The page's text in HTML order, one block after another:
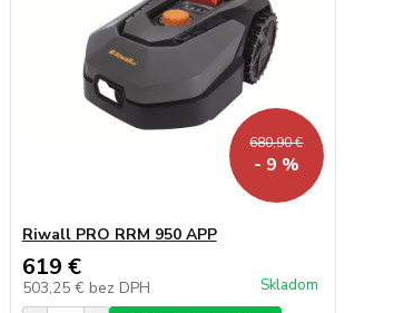
680,90 €
- 9 %
Riwall PRO RRM 950 APP
619 €
503,25 € bez DPH Skladom